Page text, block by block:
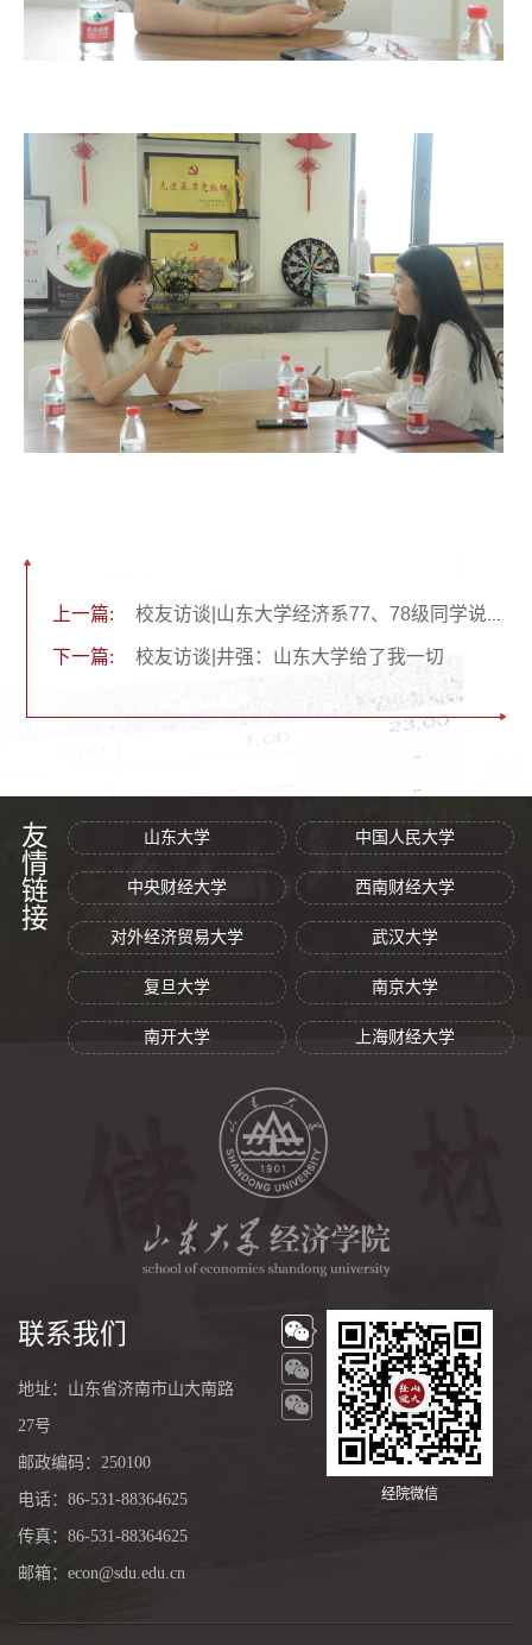
上一篇: 校友访谈|山东大学经济系77、78级同学说“我的大学”之姚鸿健：学会跟着思想家思考
下一篇: 校友访谈|井强：山东大学给了我一切
友情链接 山东大学 中国人民大学
中央财经大学 西南财经大学
对外经济贸易大学 武汉大学
复旦大学 南京大学
南开大学 上海财经大学
联系我们
地址：山东省济南市山大南路
27号
邮政编码：250100
电话：86-531-88364625
传真：86-531-88364625
邮箱：econ@sdu.edu.cn
经院微信